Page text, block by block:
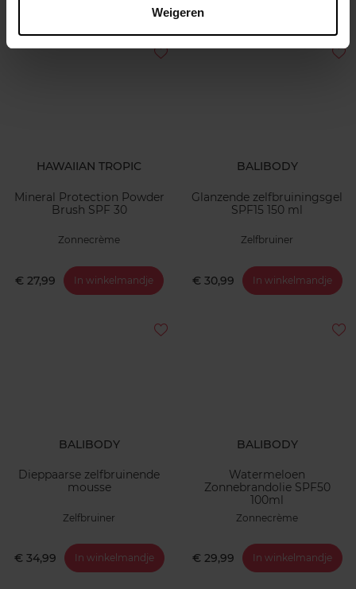
Weigeren
HAWAIIAN TROPIC
Mineral Protection Powder
Brush SPF 30
Zonnecrème
€ 27,99 In winkelmandje
BALIBODY
Glanzende zelfbruiningsgel
SPF15 150 ml
Zelfbruiner
€ 30,99 In winkelmandje
BALIBODY
Dieppaarse zelfbruinende
mousse
Zelfbruiner
€ 34,99 In winkelmandje
BALIBODY
Watermeloen
Zonnebrandolie SPF50
100ml
Zonnecrème
€ 29,99 In winkelmandje